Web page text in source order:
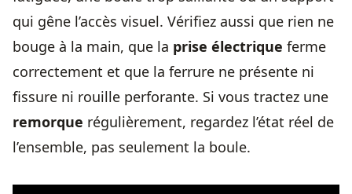
qui gêne l’accès visuel. Vérifiez aussi que rien ne
bouge à la main, que la prise électrique ferme
correctement et que la ferrure ne présente ni
fissure ni rouille perforante. Si vous tractez une
remorque régulièrement, regardez l’état réel de
l’ensemble, pas seulement la boule.